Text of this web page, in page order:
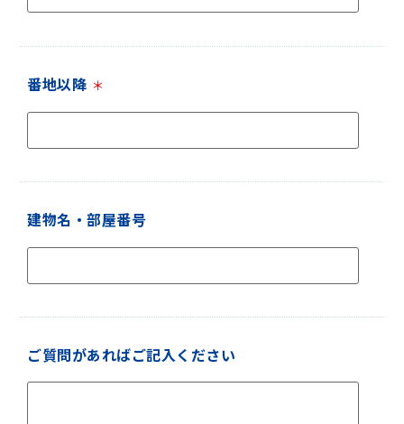
番地以降 ＊
建物名・部屋番号
ご質問があればご記入ください